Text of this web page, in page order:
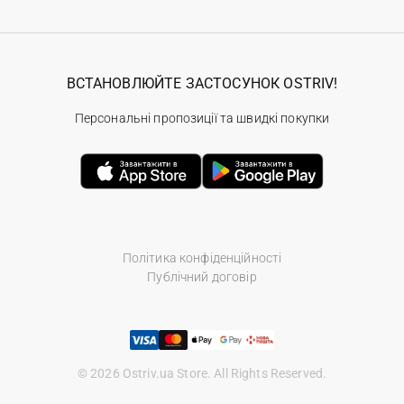
Політика конфіденційності
Публічний договір
© 2026 Ostriv.ua Store. All Rights Reserved.
ВСТАНОВЛЮЙТЕ ЗАСТОСУНОК OSTRIV!
Персональні пропозиції та швидкі покупки